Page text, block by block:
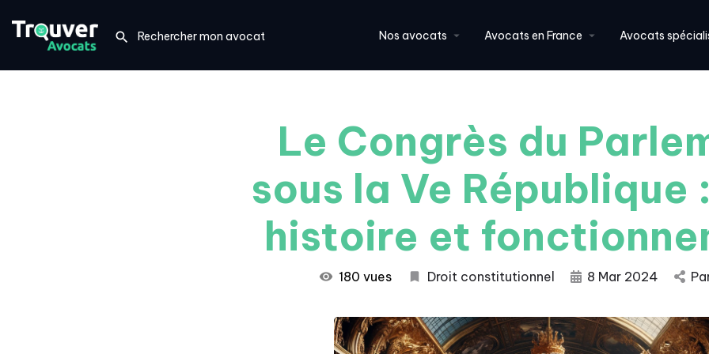
Nos avocats Avocats en France Avocats
Le Congrès du
sous la Ve République
histoire et
180 vues Droit constitutionnel 8 Mar 2024